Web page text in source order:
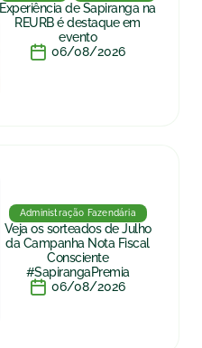
Experiência de Sapiranga na
REURB é destaque em
evento
06/08/2026
Administração Fazendária
Veja os sorteados de Julho
da Campanha Nota Fiscal
Consciente
#SapirangaPremia
06/08/2026